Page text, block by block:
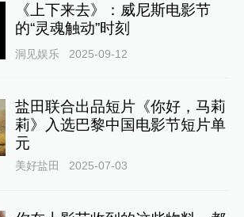
《上下来去》：威尼斯电影节
的“灵魂触动”时刻
洞见娱乐 2025-09-12
盐田联合出品短片《你好，马莉
莉》入选巴黎中国电影节短片单
元
美好盐田 2025-07-03